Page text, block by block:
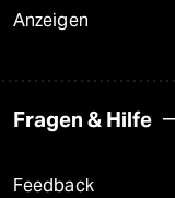
Anzeigen
Fragen & Hilfe
Feedback